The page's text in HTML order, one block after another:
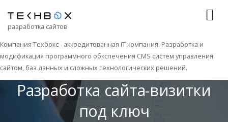
разработка сайтов
Компания Техбокс - аккредитованная IT компания. Разработка и
модификация программного обкспечения CMS систем управления
сайтом, баз данных и сложных технологических решений.
Создание сайтов Создание сайта-визитки
Разработка сайта-визитки
под ключ